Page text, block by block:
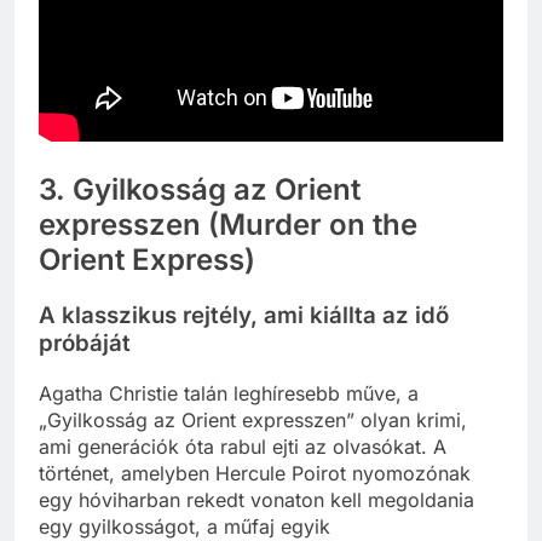
3. Gyilkosság az Orient
expresszen (Murder on the
Orient Express)
A klasszikus rejtély, ami kiállta az idő
próbáját
Agatha Christie talán leghíresebb műve, a
„Gyilkosság az Orient expresszen” olyan krimi,
ami generációk óta rabul ejti az olvasókat. A
történet, amelyben Hercule Poirot nyomozónak
egy hóviharban rekedt vonaton kell megoldania
egy gyilkosságot, a műfaj egyik